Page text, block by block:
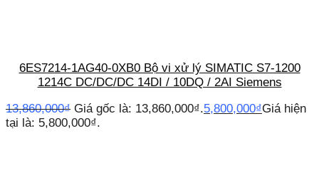
6ES7214-1AG40-0XB0 Bộ vi xử lý SIMATIC S7-1200
1214C DC/DC/DC 14DI / 10DQ / 2AI Siemens
13,860,000₫ Giá gốc là: 13,860,000₫.5,800,000₫Giá hiện
tại là: 5,800,000₫.